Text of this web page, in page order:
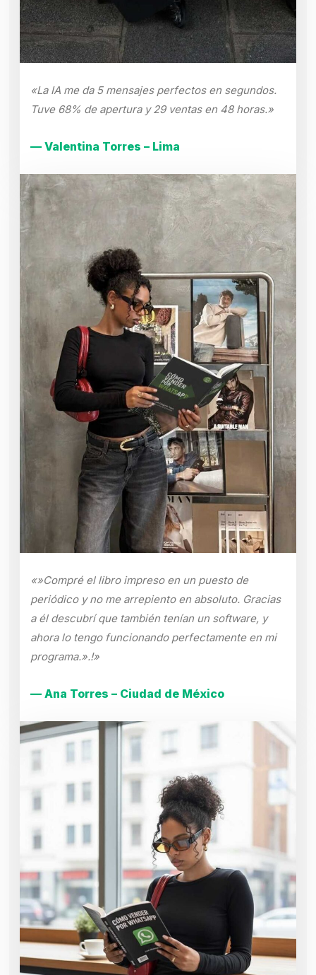
«La IA me da 5 mensajes perfectos en segundos.
Tuve 68% de apertura y 29 ventas en 48 horas.»
— Valentina Torres – Lima
«»Compré el libro impreso en un puesto de
periódico y no me arrepiento en absoluto. Gracias
a él descubrí que también tenían un software, y
ahora lo tengo funcionando perfectamente en mi
programa.».!»
— Ana Torres – Ciudad de México